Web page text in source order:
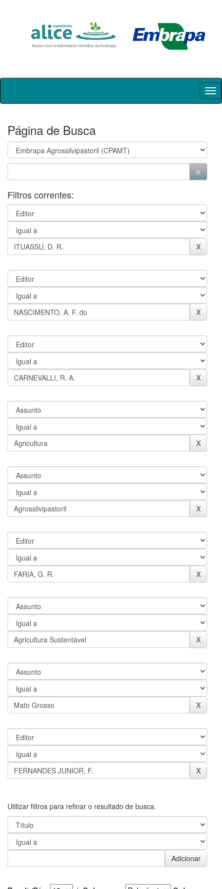
Skip
Página de Busca
Filtros correntes:
Utilizar filtros para refinar o resultado de busca.